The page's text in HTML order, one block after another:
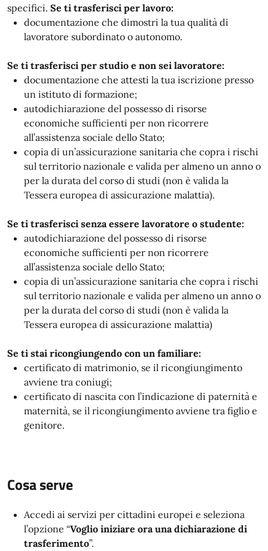
specifici. Se ti trasferisci per lavoro:
documentazione che dimostri la tua qualità di
lavoratore subordinato o autonomo.
Se ti trasferisci per studio e non sei lavoratore:
documentazione che attesti la tua iscrizione presso
un istituto di formazione;
autodichiarazione del possesso di risorse
economiche sufficienti per non ricorrere
all’assistenza sociale dello Stato;
copia di un’assicurazione sanitaria che copra i rischi
sul territorio nazionale e valida per almeno un anno o
per la durata del corso di studi (non è valida la
Tessera europea di assicurazione malattia).
Se ti trasferisci senza essere lavoratore o studente:
autodichiarazione del possesso di risorse
economiche sufficienti per non ricorrere
all’assistenza sociale dello Stato;
copia di un’assicurazione sanitaria che copra i rischi
sul territorio nazionale e valida per almeno un anno o
per la durata del corso di studi (non è valida la
Tessera europea di assicurazione malattia)
Se ti stai ricongiungendo con un familiare:
certificato di matrimonio, se il ricongiungimento
avviene tra coniugi;
certificato di nascita con l’indicazione di paternità e
maternità, se il ricongiungimento avviene tra figlio e
genitore.
Cosa serve
Accedi ai servizi per cittadini europei e seleziona
l’opzione “Voglio iniziare ora una dichiarazione di
trasferimento”.